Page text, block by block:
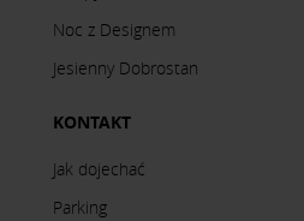
Noc z Designem
Jesienny Dobrostan
KONTAKT
Jak dojechać
Parking